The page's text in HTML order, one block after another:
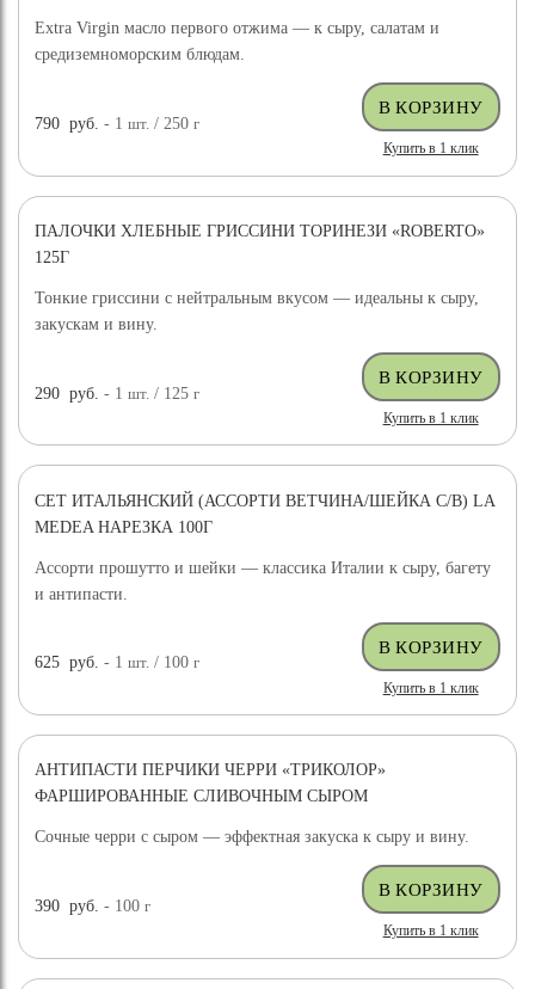
Extra Virgin масло первого отжима — к сыру, салатам и
средиземноморским блюдам.
790 руб. - 1шт. / 250г
Купить в 1 клик
ПАЛОЧКИ ХЛЕБНЫЕ ГРИССИНИ ТОРИНЕЗИ «ROBERTO»
125Г
Тонкие гриссини с нейтральным вкусом — идеальны к сыру,
закускам и вину.
290 руб. - 1шт. / 125г
Купить в 1 клик
СЕТ ИТАЛЬЯНСКИЙ (АССОРТИ ВЕТЧИНА/ШЕЙКА С/В) LA
MEDEA НАРЕЗКА 100Г
Ассорти прошутто и шейки — классика Италии к сыру, багету
и антипасти.
625 руб. - 1шт. / 100г
Купить в 1 клик
АНТИПАСТИ ПЕРЧИКИ ЧЕРРИ «ТРИКОЛОР»
ФАРШИРОВАННЫЕ СЛИВОЧНЫМ СЫРОМ
Сочные черри с сыром — эффектная закуска к сыру и вину.
390 руб. - 100г
Купить в 1 клик